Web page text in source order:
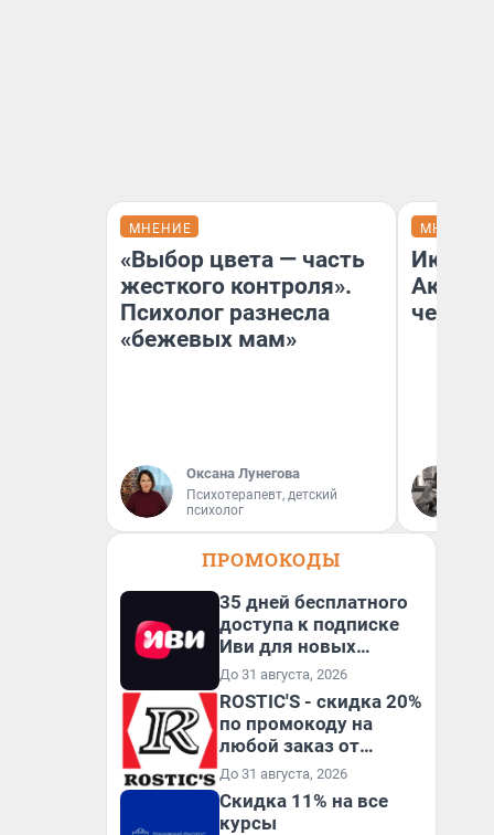
МНЕНИЕ
«Выбор цвета — часть
жесткого контроля».
Психолог разнесла
«бежевых мам»
Оксана Лунегова
Психотерапевт, детский
психолог
МНЕНИЕ
Икра
чем
ПРОМОКОДЫ
35 дней бесплатного
доступа к подписке
Иви для новых
пользователей
До 31 августа, 2026
ROSTIC'S - скидка 20%
по промокоду на
любой заказ от
3199₽!
До 31 августа, 2026
Скидка 11% на все
курсы